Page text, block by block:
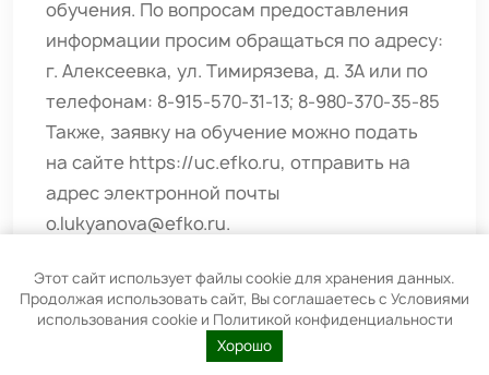
обучения. По вопросам предоставления
информации просим обращаться по адресу:
г. Алексеевка, ул. Тимирязева, д. 3А или по
телефонам: 8-915-570-31-13; 8-980-370-35-85
Также, заявку на обучение можно подать
на сайте https://uc.efko.ru, отправить на
адрес электронной почты
o.lukyanova@efko.ru.
Этот сайт использует файлы cookie для хранения данных.
Продолжая использовать сайт, Вы соглашаетесь с Условиями
использования cookie и Политикой конфиденциальности
Хорошо